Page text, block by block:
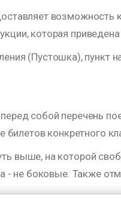
которая
(Пустошка), пункт
собой перечень
конкретного
выше, на которой
- не боковые. Также